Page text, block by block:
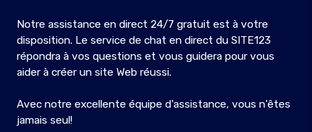
Notre assistance en direct 24/7 gratuit est à votre
disposition. Le service de chat en direct du SITE123
répondra à vos questions et vous guidera pour vous
aider à créer un site Web réussi.
Avec notre excellente équipe d'assistance, vous n'êtes
jamais seul!